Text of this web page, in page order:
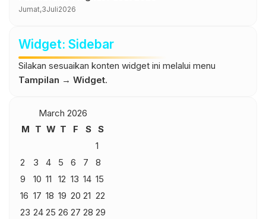
Jumat,3Juli2026
Widget: Sidebar
Silakan sesuaikan konten widget ini melalui menu
Tampilan → Widget.
March 2026
M T W T F S
S
1
2
3 4 5 6 7
8
9
10 11 12 13 14 15
16 17 18 19 20 21 22
23 24 25 26 27 28 29